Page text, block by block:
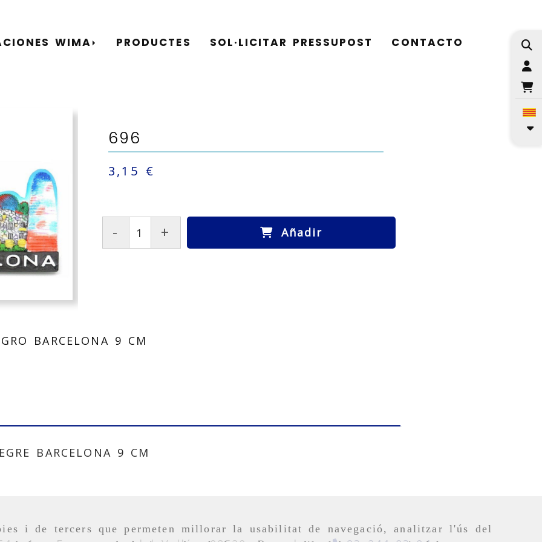
i de tercers que permeten millorar la usabilitat de navegació, analitzar l'ús del
WIMA PRODUCTES SOL·LICITAR PRESSUPOST CONTACTO
696
3,15 €
- + Añadir
BARCELONA 9 CM
BARCELONA 9 CM